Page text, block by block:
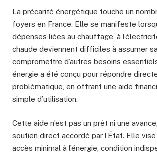
La précarité énergétique touche un
foyers en France. Elle se manifeste
dépenses liées au chauffage, à
chaude deviennent difficiles à assumer
compromettre d’autres besoins
énergie a été conçu pour répondre
problématique, en offrant une aide
simple d’utilisation.
Cette aide n’est pas un prêt ni une
soutien direct accordé par l’État. Elle vise
accès minimal à l’énergie, condition